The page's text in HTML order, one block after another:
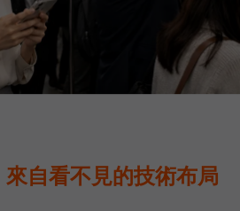
自看不見的技術布局